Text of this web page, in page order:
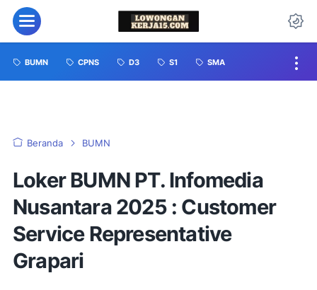
BUMN CPNS D3 S1 SMA
Beranda BUMN
Loker BUMN PT. Infomedia
Nusantara 2025 : Customer
Service Representative
Grapari